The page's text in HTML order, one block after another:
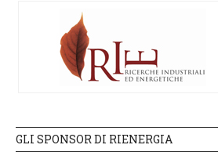
GLI SPONSOR DI RIENERGIA